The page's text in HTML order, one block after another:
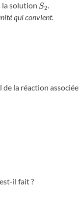
la solution S2.
qui convient.
la réaction
il fait ?